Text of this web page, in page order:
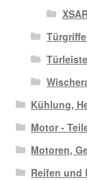
Kühlung,
Motor -
Motoren,
Reifen und